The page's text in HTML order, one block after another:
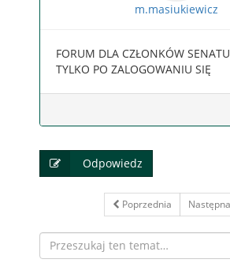
m.masiukiewicz
FORUM DLA CZŁONKÓW
TYLKO PO ZALOGOWANIU SIĘ
Odpowiedz
Poprzednia Następna